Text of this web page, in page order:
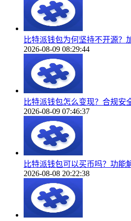
比特派钱包为何坚持不开源？
2026-08-09 08:29:44
比特派钱包怎么变现？合规安
2026-08-09 07:46:37
比特派钱包可以买币吗？功能
2026-08-08 20:22:38